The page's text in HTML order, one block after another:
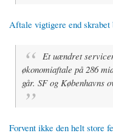
Aftale vigtigere end
Et uændret
økonomiaftale på 286
går. SF og Københavns
Forvent ikke den helt store